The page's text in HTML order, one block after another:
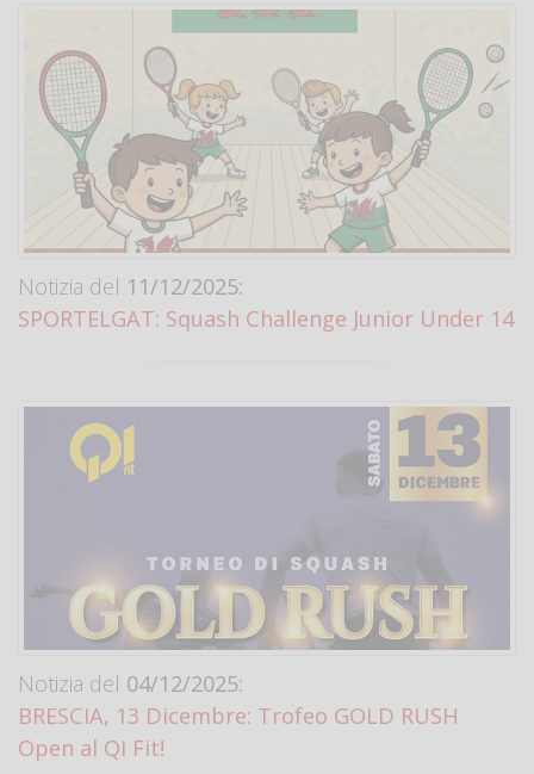
Notizia del 11/12/2025:
SPORTELGAT: Squash Challenge Junior Under 14
Notizia del 04/12/2025:
BRESCIA, 13 Dicembre: Trofeo GOLD RUSH
Open al QI Fit!